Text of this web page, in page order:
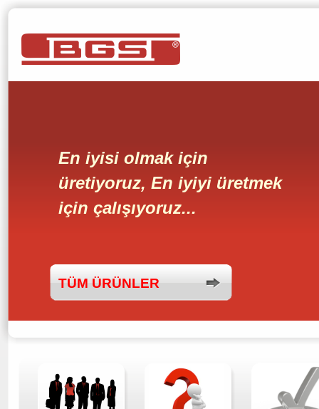
En iyisi olmak için
üretiyoruz, En iyiyi üretmek
için çalışıyoruz...
TÜM ÜRÜNLER